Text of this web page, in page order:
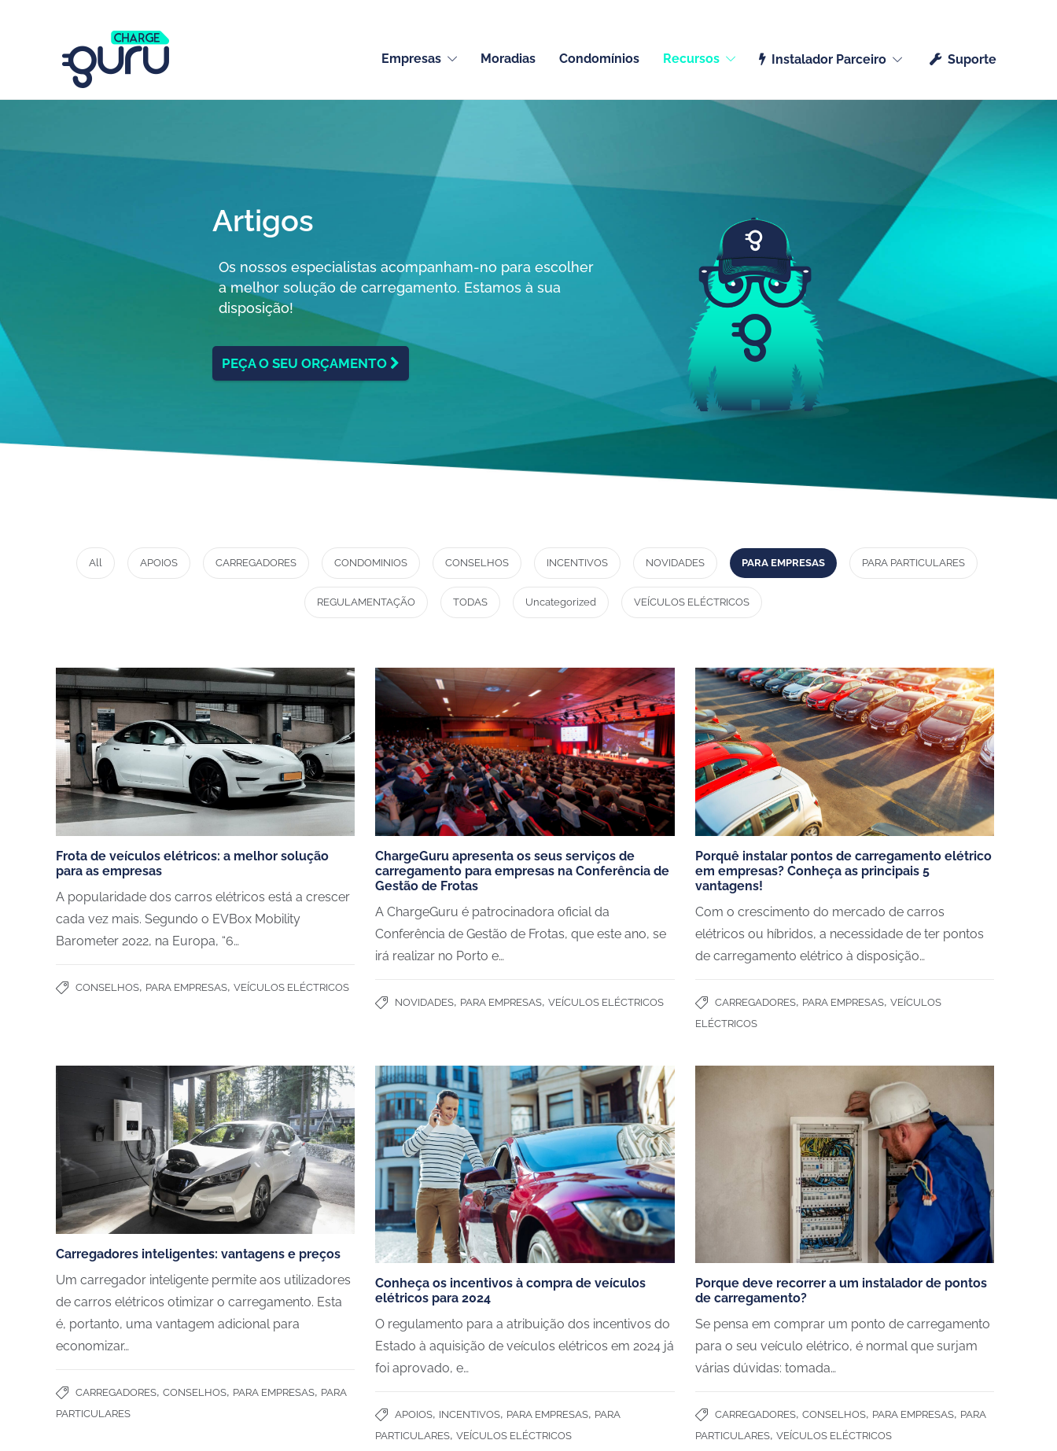
Empresas Moradias Condomínios Recursos Instalador Parceiro Suporte
Artigos
Os nossos especialistas acompanham-no para escolher
a melhor solução de carregamento. Estamos à sua
disposição!
PEÇA O SEU ORÇAMENTO
All APOIOS CARREGADORES CONDOMINIOS CONSELHOS INCENTIVOS NOVIDADES PARA EMPRESAS PARA PARTICULARES
REGULAMENTAÇÃO TODAS Uncategorized VEÍCULOS ELÉCTRICOS
Frota de veículos elétricos: a melhor solução
para as empresas
​​A popularidade dos carros elétricos está a crescer
cada vez mais. Segundo o EVBox Mobility
Barometer 2022, na Europa, “6…
CONSELHOS, PARA EMPRESAS, VEÍCULOS ELÉCTRICOS
ChargeGuru apresenta os seus serviços de
carregamento para empresas na Conferência de
Gestão de Frotas
A ChargeGuru é patrocinadora oficial da
Conferência de Gestão de Frotas, que este ano, se
irá realizar no Porto e…
NOVIDADES, PARA EMPRESAS,VEÍCULOS ELÉCTRICOS
Porquê instalar pontos de carregamento elétrico
em empresas? Conheça as principais 5
vantagens!
Com o crescimento do mercado de carros
elétricos ou híbridos, a necessidade de ter pontos
de carregamento elétrico à disposição…
CARREGADORES, PARA EMPRESAS, VEÍCULOS
ELÉCTRICOS
Carregadores inteligentes: vantagens e preços
Um carregador inteligente permite aos utilizadores
de carros elétricos otimizar o carregamento. Esta
é, portanto, uma vantagem adicional para
economizar…
CARREGADORES, CONSELHOS, PARA EMPRESAS, PARA
PARTICULARES
Conheça os incentivos à compra de veículos
elétricos para 2024
O regulamento para a atribuição dos incentivos do
Estado à aquisição de veículos elétricos em 2024 já
foi aprovado, e…
APOIOS, INCENTIVOS, PARA EMPRESAS, PARA
PARTICULARES,VEÍCULOS ELÉCTRICOS
Porque deve recorrer a um instalador de pontos
de carregamento?
Se pensa em comprar um ponto de carregamento
para o seu veículo elétrico, é normal que surjam
várias dúvidas: tomada…
CARREGADORES, CONSELHOS, PARA EMPRESAS, PARA
PARTICULARES, VEÍCULOS ELÉCTRICOS